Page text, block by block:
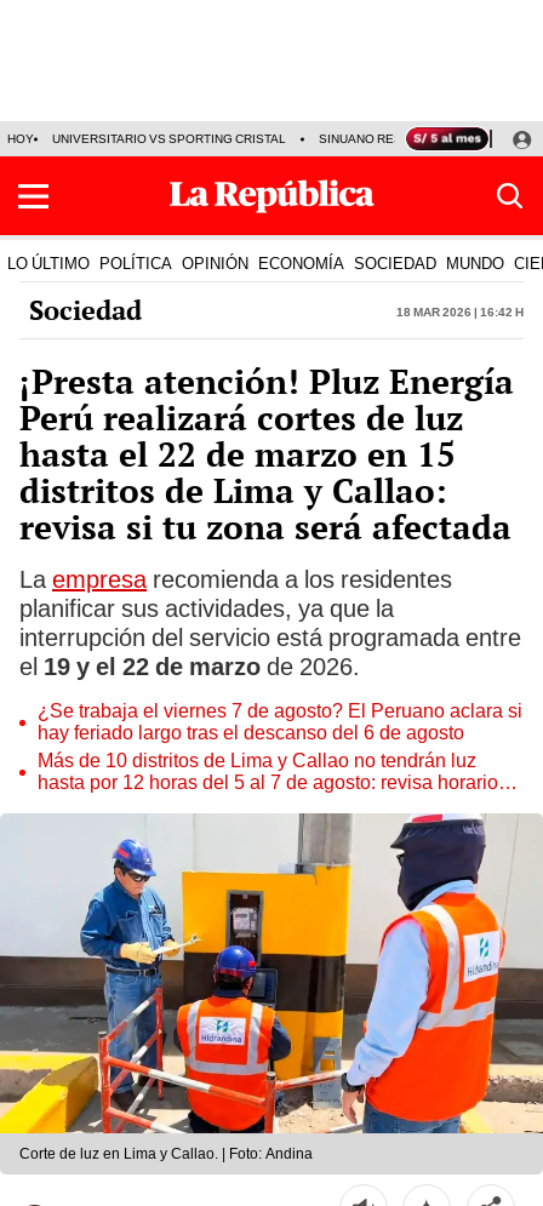
HOY UNIVERSITARIO VS SPORTING CRISTAL SINUANO RESULTADOS HOY
LO ÚLTIMO POLÍTICA OPINIÓN ECONOMÍA SOCIEDAD MUNDO
Sociedad 18 Mar 2026 | 16:42 h
¡Presta atención! Pluz Energía
Perú realizará cortes de luz
hasta el 22 de marzo en 15
distritos de Lima y Callao:
revisa si tu zona será afectada
La empresarecomienda a los residentes
planificar sus actividades, ya que la
interrupción del servicio está programada entre
el 19 y el 22 de marzo de 2026.
¿Se trabaja el viernes 7 de agosto? El Peruano aclara si
hay feriado largo tras el descanso del 6 de agosto
Más de 10 distritos de Lima y Callao no tendrán luz
hasta por 12 horas del 5 al 7 de agosto: revisa horarios y
Corte de luz en Lima y Callao. | Foto: Andina